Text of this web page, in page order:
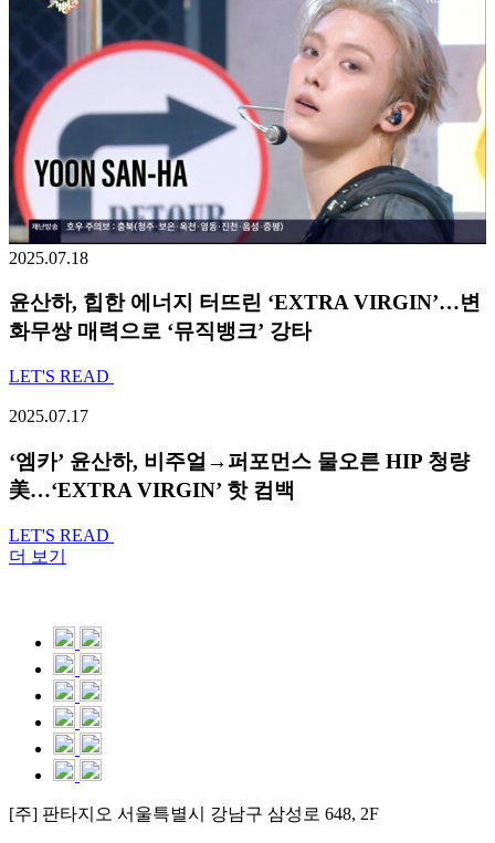
2025.07.18
윤산하, 힙한 에너지 터뜨린 ‘EXTRA VIRGIN’…변
화무쌍 매력으로 ‘뮤직뱅크’ 강타
LET'S READ
2025.07.17
‘엠카’ 윤산하, 비주얼→퍼포먼스 물오른 HIP 청량
美…‘EXTRA VIRGIN’ 핫 컴백
LET'S READ
더 보기
[주] 판타지오 서울특별시 강남구 삼성로 648, 2F